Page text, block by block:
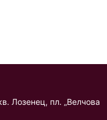
Лозенец, пл. „Велчова